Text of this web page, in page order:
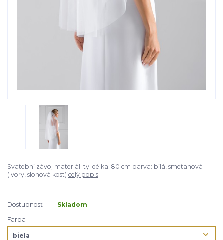
Svatební závoj materiál: tyl délka: 80 cm barva: bílá, smetanová
(ivory, slonová kost) celý popis
Dostupnosť
Skladom
Farba